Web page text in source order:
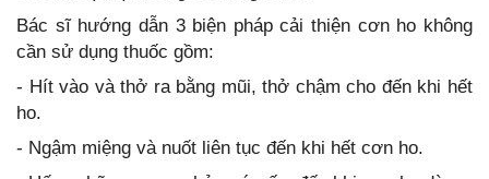
Bác sĩ hướng dẫn 3 biện pháp cải thiện cơn ho không
cần sử dụng thuốc gồm:
- Hít vào và thở ra bằng mũi, thở chậm cho đến khi hết
ho.
- Ngậm miệng và nuốt liên tục đến khi hết cơn ho.